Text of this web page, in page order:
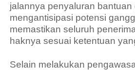
jalannya penyaluran bantuan
mengantisipasi potensi
memastikan seluruh
haknya sesuai ketentuan
Selain melakukan